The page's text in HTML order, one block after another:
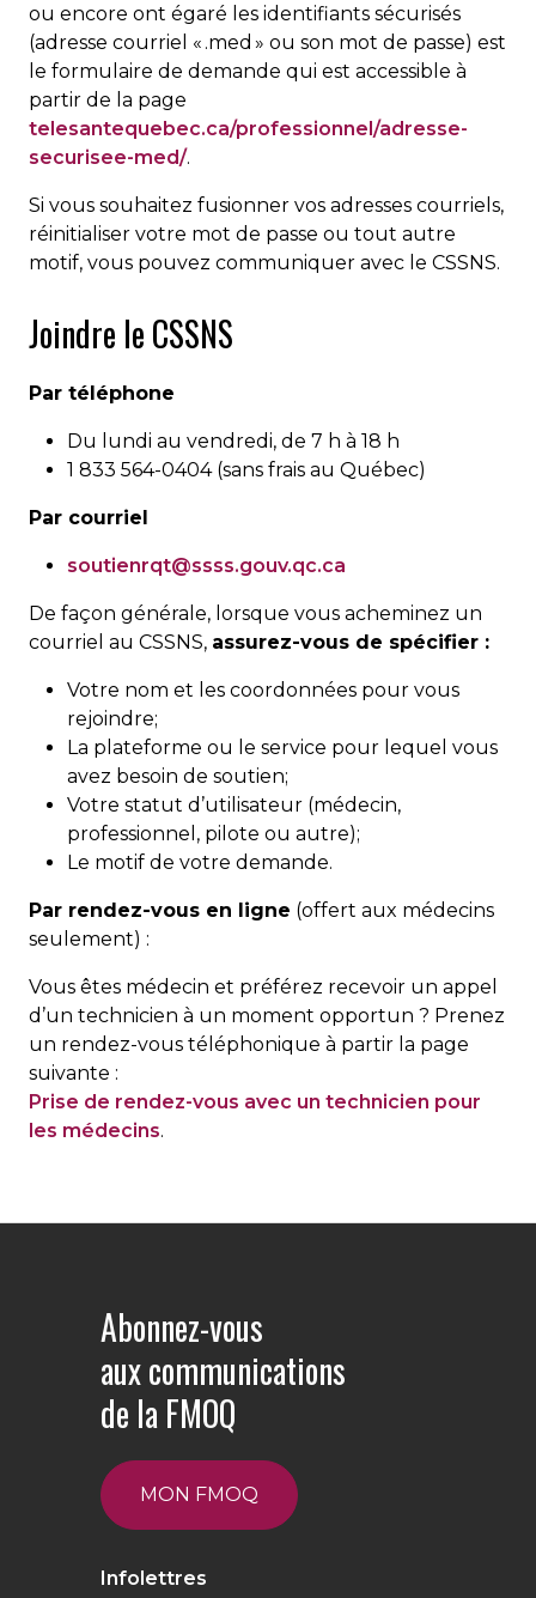
ou encore ont égaré les identifiants sécurisés
(adresse courriel « .med » ou son mot de passe) est
le formulaire de demande qui est accessible à
partir de la page
telesantequebec.ca/professionnel/adresse-
securisee-med/.
Si vous souhaitez fusionner vos adresses courriels,
réinitialiser votre mot de passe ou tout autre
motif, vous pouvez communiquer avec le CSSNS.
Joindre le CSSNS
Par téléphone
Du lundi au vendredi, de 7 h à 18 h
1 833 564-0404 (sans frais au Québec)
Par courriel
soutienrqt@ssss.gouv.qc.ca
De façon générale, lorsque vous acheminez un
courriel au CSSNS, assurez-vous de spécifier :
Votre nom et les coordonnées pour vous
rejoindre;
La plateforme ou le service pour lequel vous
avez besoin de soutien;
Votre statut d’utilisateur (médecin,
professionnel, pilote ou autre);
Le motif de votre demande.
Par rendez-vous en ligne (offert aux médecins
seulement) :
Vous êtes médecin et préférez recevoir un appel
d’un technicien à un moment opportun ? Prenez
un rendez-vous téléphonique à partir la page
suivante :
Prise de rendez-vous avec un technicien pour
les médecins.
Abonnez-vous
aux communications
de la FMOQ
MON FMOQ
Infolettres